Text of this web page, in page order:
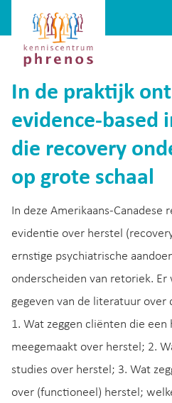
Kenniscentrum
Phrenos
website
In de praktijk
evidence-based
die recovery
op grote schaal
In deze Amerikaans-Canadese
evidentie over herstel
ernstige psychiatrische
onderscheiden van retoriek.
gegeven van de literatuur
1. Wat zeggen cliënten die
meegemaakt over herstel; 2.
studies over herstel; 3. Wat
over (functioneel) herstel;